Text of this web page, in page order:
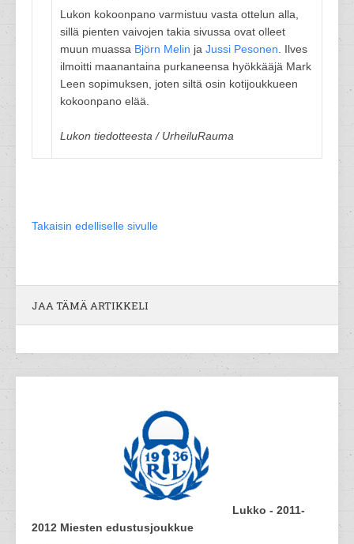
Lukon kokoonpano varmistuu vasta ottelun alla,
sillä pienten vaivojen takia sivussa ovat olleet
muun muassa Björn Melin ja Jussi Pesonen . Ilves
ilmoitti maanantaina purkaneensa hyökkääjä Mark
Leen sopimuksen, joten siltä osin kotijoukkueen
kokoonpano elää.
Lukon tiedotteesta / UrheiluRauma
Takaisin edelliselle sivulle
JAA TÄMÄ ARTIKKELI
Lukko - 2011-
2012 Miesten edustusjoukkue